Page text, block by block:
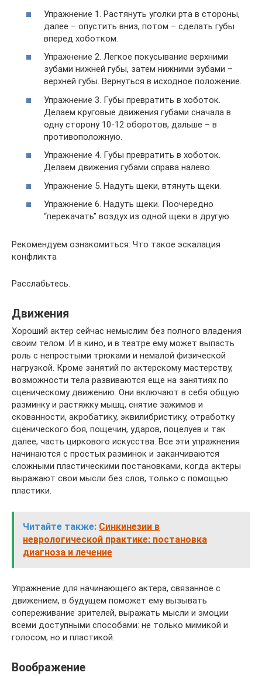
Упражнение 1. Растянуть уголки рта в стороны,
далее – опустить вниз, потом – сделать губы
вперед хоботком.
Упражнение 2. Легкое покусывание верхними
зубами нижней губы, затем нижними зубами –
верхней губы. Вернуться в исходное положение.
Упражнение 3. Губы превратить в хоботок.
Делаем круговые движения губами сначала в
одну сторону 10-12 оборотов, дальше – в
противоположную.
Упражнение 4. Губы превратить в хоботок.
Делаем движения губами справа налево.
Упражнение 5. Надуть щеки, втянуть щеки.
Упражнение 6. Надуть щеки. Поочередно
“перекачать” воздух из одной щеки в другую.
Рекомендуем ознакомиться: Что такое эскалация
конфликта
Расслабьтесь.
Движения
Хороший актер сейчас немыслим без полного владения
своим телом. И в кино, и в театре ему может выпасть
роль с непростыми трюками и немалой физической
нагрузкой. Кроме занятий по актерскому мастерству,
возможности тела развиваются еще на занятиях по
сценическому движению. Они включают в себя общую
разминку и растяжку мышц, снятие зажимов и
скованности, акробатику, эквилибристику, отработку
сценического боя, пощечин, ударов, поцелуев и так
далее, часть циркового искусства. Все эти упражнения
начинаются с простых разминок и заканчиваются
сложными пластическими постановками, когда актеры
выражают свои мысли без слов, только с помощью
пластики.
Читайте также: Синкинезии в
неврологической практике: постановка
диагноза и лечение
Упражнение для начинающего актера, связанное с
движением, в будущем поможет ему вызывать
сопереживание зрителей, выражать мысли и эмоции
всеми доступными способами: не только мимикой и
голосом, но и пластикой.
Воображение